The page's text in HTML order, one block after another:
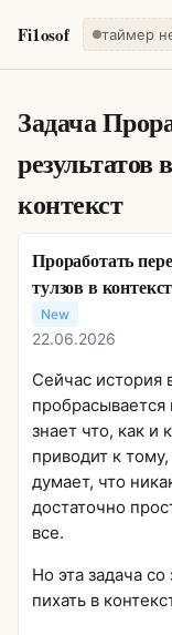
Fi1osof таймер
Задача
контекст
Проработать
тулзов в контекст
New
22.06.2026
Сейчас история
пробрасывается
знает что, как и
приводит к
думает, что
достаточно
все.
Но эта задача
пихать в